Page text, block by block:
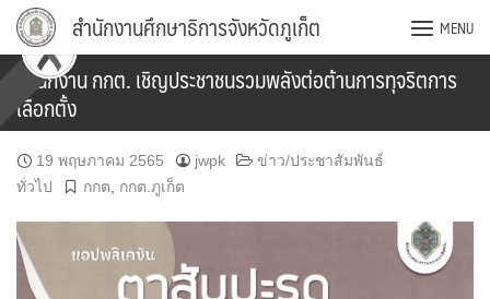
Skip
content
สำนักงานศึกษาธิการจังหวัดภูเก็ต MENU
สำนักงาน กกต. เชิญประชาชนรวมพลังต่อต้านการทุจริตการ
เลือกตั้ง
19 พฤษภาคม 2565 jwpk
ข่าว/ประชาสัมพันธ์
ทั่วไป
กกต กกต.ภูเก็ต